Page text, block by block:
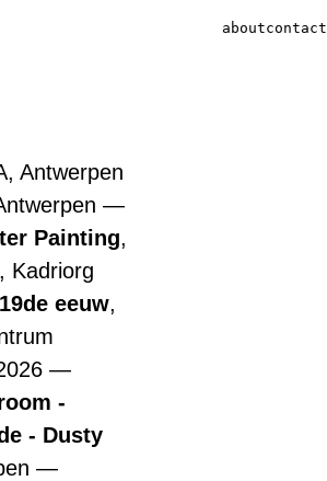
aboutcontact
Antwerpen
Painting,
, Kadriorg
eeuw,
-
- Dusty